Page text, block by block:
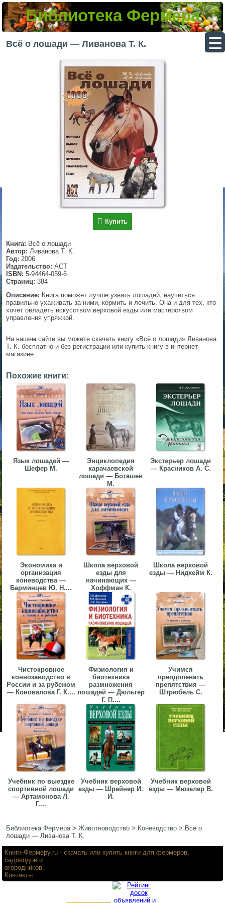
Библиотека Фермера
Всё о лошади — Ливанова Т. К.
Купить
Книга: Всё о лошади
Автор: Ливанова Т. К.
Год: 2006
Издательство: АСТ
ISBN: 5-94464-059-6
Страниц: 384
Описание: Книга поможет лучше узнать лошадей, научиться
правильно ухаживать за ними, кормить и лечить. Она и для тех, кто
хочет овладеть искусством верховой езды или мастерством
управления упряжкой.
На нашем сайте вы можете скачать книгу «Всё о лошади» Ливанова
Т. К. бесплатно и без регистрации или купить книгу в интернет-
магазине.
Похожие книги:
Язык лошадей —
Шефер М.
Энциклопедия
карачаевской
лошади — Боташев
М.
Экстерьер лошади
— Красников А. С.
Экономика и
организация
коневодства —
Барминцев Ю. Н....
Школа верховой
езды для
начинающих —
Хоффман К.
Школа верховой
езды — Нидхейм К.
Чистокровное
коннозаводство в
России и за рубежом
— Коновалова Г. К....
Физиология и
биотехника
размножения
лошадей — Дюльгер
Г. П....
Учимся
преодолевать
препятствия —
Штрюбель С.
Учебник по выездке
спортивной лошади
— Артамонова Л.
Г....
Учебник верховой
езды — Шрейнер И.
И.
Учебник верховой
езды — Мюзелер В.
Библиотека Фермера>Животноводство > Коневодство > Всё о
лошади — Ливанова Т. К.
▼
▼
▼
▼
▼
▼
Книги-Фермеру.ru - скачать или купить книги для фермеров,
садоводов и
огородников.
Контакты